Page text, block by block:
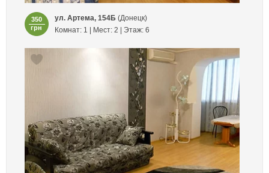
350
грн
ул. Артема, 154Б(Донецк)
Комнат: 1 | Мест: 2 | Этаж: 6